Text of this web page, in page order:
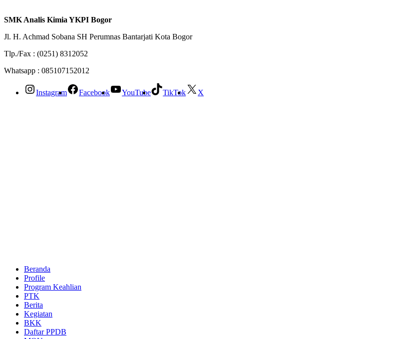
SMK Analis Kimia YKPI Bogor
Jl. H. Achmad Sobana SH Perumnas Bantarjati Kota Bogor
Tlp./Fax : (0251) 8312052
Whatsapp : 085107152012
Instagram Facebook YouTube TikTok X
Beranda
Profile
Program Keahlian
PTK
Berita
Kegiatan
BKK
Daftar PPDB